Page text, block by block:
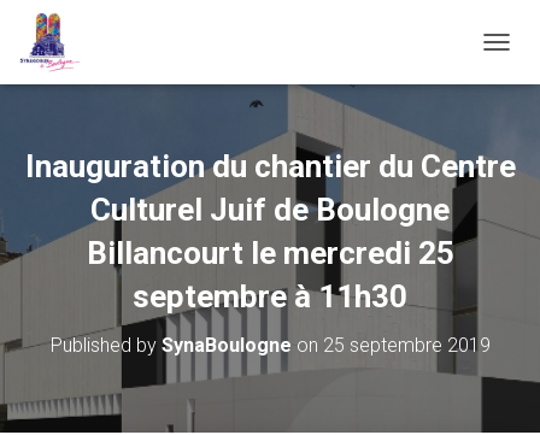
Inauguration du chantier du Centre
Culturel Juif de Boulogne
Billancourt le mercredi 25
septembre à 11h30
Published by SynaBoulogne on 25 septembre 2019